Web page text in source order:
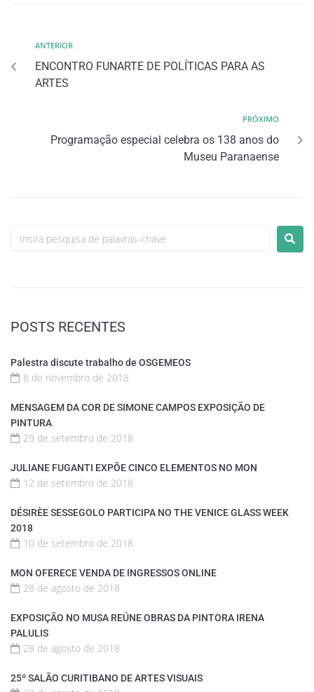
ANTERIOR
ENCONTRO FUNARTE DE POLÍTICAS PARA AS
ARTES
PRÓXIMO
Programação especial celebra os 138 anos do
Museu Paranaense
POSTS RECENTES
Palestra discute trabalho de OSGEMEOS
8 de novembro de 2018
MENSAGEM DA COR DE SIMONE CAMPOS EXPOSIÇÃO DE
PINTURA
29 de setembro de 2018
JULIANE FUGANTI EXPÕE CINCO ELEMENTOS NO MON
12 de setembro de 2018
DÉSIRÈE SESSEGOLO PARTICIPA NO THE VENICE GLASS WEEK
2018
10 de setembro de 2018
MON OFERECE VENDA DE INGRESSOS ONLINE
28 de agosto de 2018
EXPOSIÇÃO NO MUSA REÚNE OBRAS DA PINTORA IRENA
PALULIS
28 de agosto de 2018
25º SALÃO CURITIBANO DE ARTES VISUAIS